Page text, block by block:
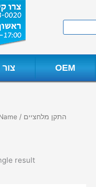
OEM
/ Product Name / התקן מלחציים
result